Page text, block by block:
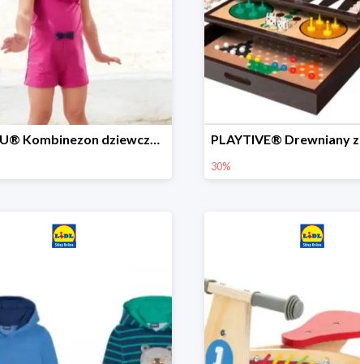
LUPILU® Kombinezon dziewczęcy z bawełny
30%